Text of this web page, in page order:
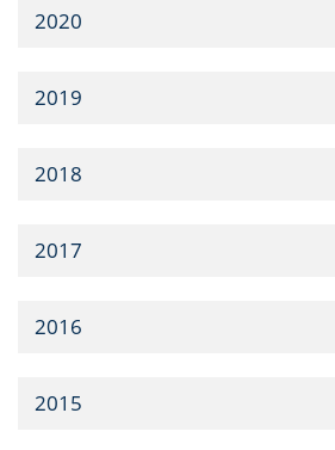
2020
2019
2018
2017
2016
2015